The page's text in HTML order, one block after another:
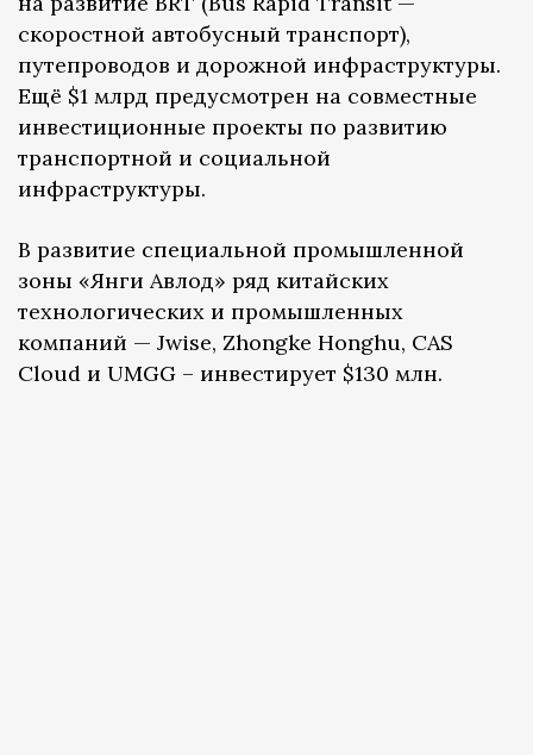
скоростной автобусный транспорт),
путепроводов и дорожной инфраструктуры.
Ещё $1 млрд предусмотрен на совместные
инвестиционные проекты по развитию
транспортной и социальной
инфраструктуры.
В развитие специальной промышленной
зоны «Янги Авлод» ряд китайских
технологических и промышленных
компаний — Jwise, Zhongke Honghu, CAS
Cloud и UMGG – инвестирует $130 млн.